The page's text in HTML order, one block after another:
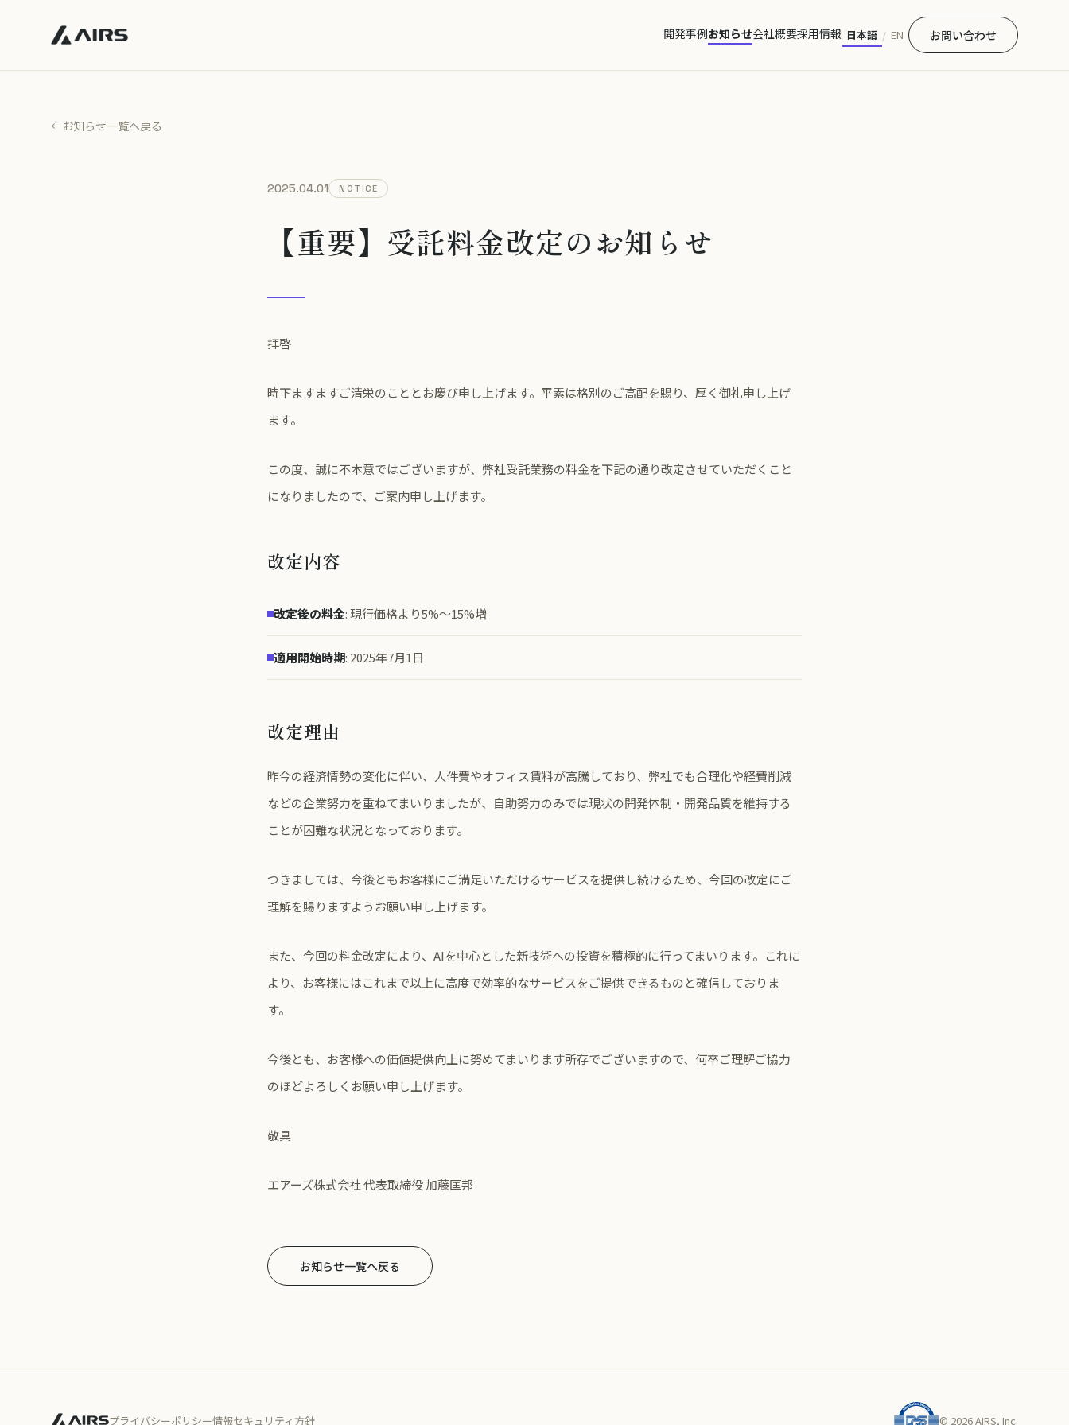
開発事例お知らせ会社概要採用情報 日本語 / EN お問い合わせ
←お知らせ一覧へ戻る
2025.04.01 NOTICE
【重要】受託料金改定のお知らせ
拝啓
時下ますますご清栄のこととお慶び申し上げます。平素は格別のご高配を賜り、厚く御礼申し上げ
ます。
この度、誠に不本意ではございますが、弊社受託業務の料金を下記の通り改定させていただくこと
になりましたので、ご案内申し上げます。
改定内容
改定後の料金: 現行価格より5%〜15%増
適用開始時期: 2025年7月1日
改定理由
昨今の経済情勢の変化に伴い、人件費やオフィス賃料が高騰しており、弊社でも合理化や経費削減
などの企業努力を重ねてまいりましたが、自助努力のみでは現状の開発体制・開発品質を維持する
ことが困難な状況となっております。
つきましては、今後ともお客様にご満足いただけるサービスを提供し続けるため、今回の改定にご
理解を賜りますようお願い申し上げます。
また、今回の料金改定により、AIを中心とした新技術への投資を積極的に行ってまいります。これに
より、お客様にはこれまで以上に高度で効率的なサービスをご提供できるものと確信しておりま
す。
今後とも、お客様への価値提供向上に努めてまいります所存でございますので、何卒ご理解ご協力
のほどよろしくお願い申し上げます。
敬具
エアーズ株式会社 代表取締役 加藤匡邦
お知らせ一覧へ戻る
プライバシーポリシー情報セキュリティ方針 © 2026 AIRS, Inc.